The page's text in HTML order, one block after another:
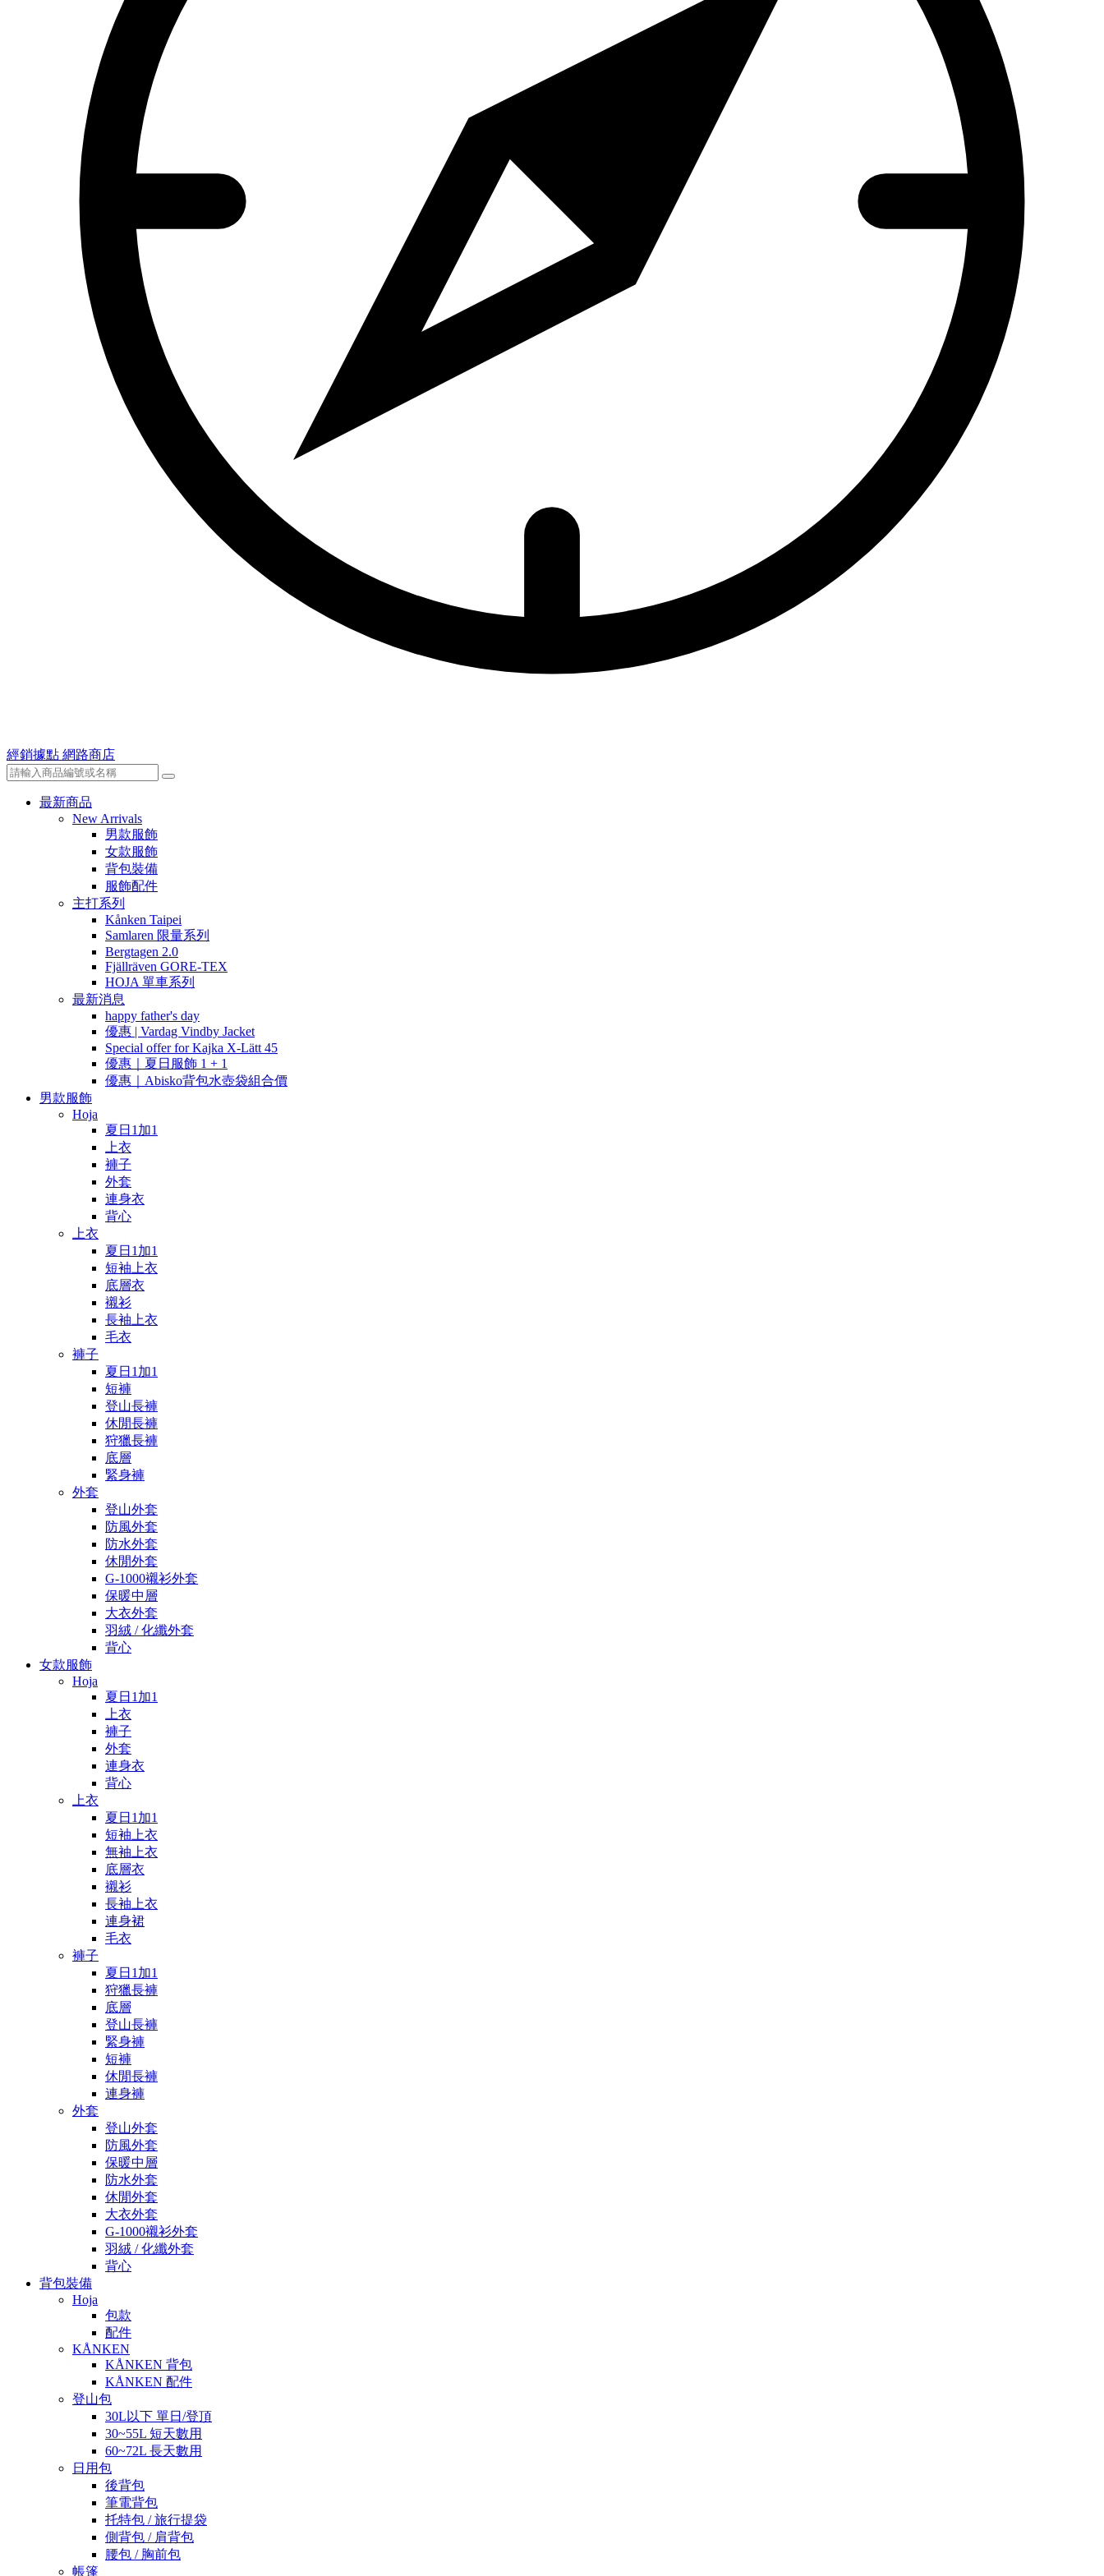
經銷據點 網路商店
最新商品
New Arrivals
男款服飾
女款服飾
背包裝備
服飾配件
主打系列
Kånken Taipei
Samlaren 限量系列
Bergtagen 2.0
Fjällräven GORE-TEX
HOJA 單車系列
最新消息
happy father's day
優惠 | Vardag Vindby Jacket
Special offer for Kajka X-Lätt 45
優惠｜夏日服飾 1 + 1
優惠｜Abisko背包水壺袋組合價
男款服飾
Hoja
夏日1加1
上衣
褲子
外套
連身衣
背心
上衣
夏日1加1
短袖上衣
底層衣
襯衫
長袖上衣
毛衣
褲子
夏日1加1
短褲
登山長褲
休閒長褲
狩獵長褲
底層
緊身褲
外套
登山外套
防風外套
防水外套
休閒外套
G-1000襯衫外套
保暖中層
大衣外套
羽絨 / 化纖外套
背心
女款服飾
Hoja
夏日1加1
上衣
褲子
外套
連身衣
背心
上衣
夏日1加1
短袖上衣
無袖上衣
底層衣
襯衫
長袖上衣
連身裙
毛衣
褲子
夏日1加1
狩獵長褲
底層
登山長褲
緊身褲
短褲
休閒長褲
連身褲
外套
登山外套
防風外套
保暖中層
防水外套
休閒外套
大衣外套
G-1000襯衫外套
羽絨 / 化纖外套
背心
背包裝備
Hoja
包款
配件
KÅNKEN
KÅNKEN 背包
KÅNKEN 配件
登山包
30L以下 單日/登頂
30~55L 短天數用
60~72L 長天數用
日用包
後背包
筆電背包
托特包 / 旅行提袋
側背包 / 肩背包
腰包 / 胸前包
帳篷